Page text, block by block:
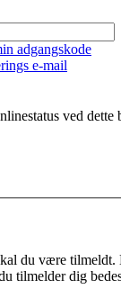
adgangskode
e-mail
ved dette
du være tilmeldt.
tilmelder dig